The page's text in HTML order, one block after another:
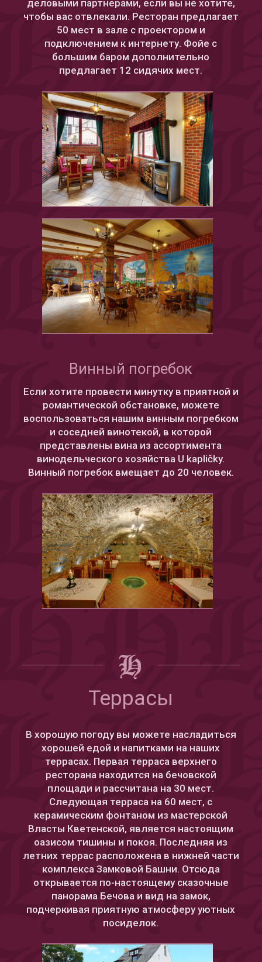
деловыми партнерами, если вы не хотите,
чтобы вас отвлекали. Ресторан предлагает
50 мест в зале с проектором и
подключением к интернету. Фойе с
большим баром дополнительно
предлагает 12 сидячих мест.
Винный погребок
Если хотите провести минутку в приятной и
романтической обстановке, можете
воспользоваться нашим винным погребком
и соседней винотекой, в которой
представлены вина из ассортимента
винодельческого хозяйства U kapličky.
Винный погребок вмещает до 20 человек.
Террасы
В хорошую погоду вы можете насладиться
хорошей едой и напитками на наших
террасах. Первая терраса верхнего
ресторана находится на бечовской
площади и рассчитана на 30 мест.
Следующая терраса на 60 мест, с
керамическим фонтаном из мастерской
Власты Кветенской, является настоящим
оазисом тишины и покоя. Последняя из
летних террас расположена в нижней части
комплекса Замковой Башни. Отсюда
открывается по-настоящему сказочные
панорама Бечова и вид на замок,
подчеркивая приятную атмосферу уютных
посиделок.